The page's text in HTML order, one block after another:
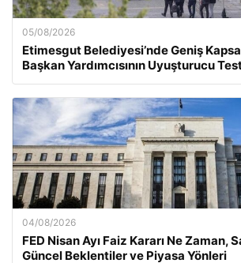
05/08/2026
Etimesgut Belediyesi’nde Geniş
Başkan Yardımcısının Uyuşturucu
04/08/2026
FED Nisan Ayı Faiz Kararı Ne Zaman,
Güncel Beklentiler ve Piyasa Yönleri